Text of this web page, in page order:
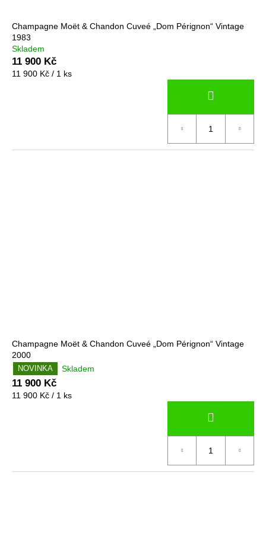
Champagne Moët & Chandon Cuveé „Dom Pérignon“ Vintage
1983
Skladem
11 900 Kč
Měrná
11 900 Kč / 1 ks
Champagne Moët & Chandon Cuveé „Dom Pérignon“ Vintage
2000
NOVINKA Skladem
11 900 Kč
Měrná
11 900 Kč / 1 ks